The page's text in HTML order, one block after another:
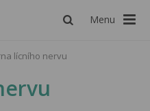
Menu
lícního nervu